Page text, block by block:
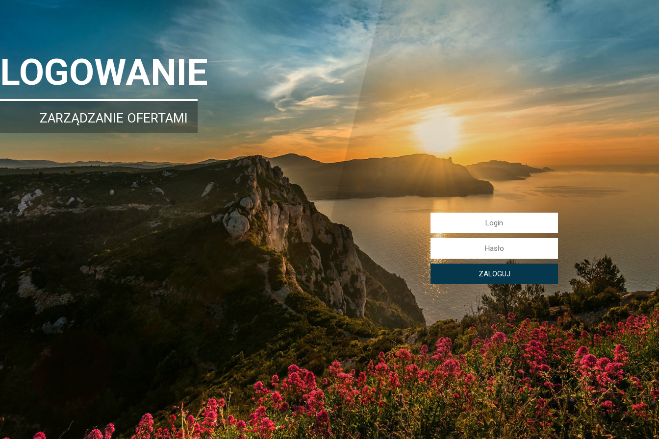
LOGOWANIE
ZARZĄDZANIE OFERTAMI